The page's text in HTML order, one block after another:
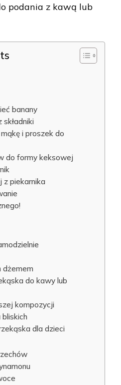
podania z kawą lub
banany
składniki
i proszek do
do formy keksowej
z piekarnika
dżemem
do kawy lub
kompozycji
dla dzieci